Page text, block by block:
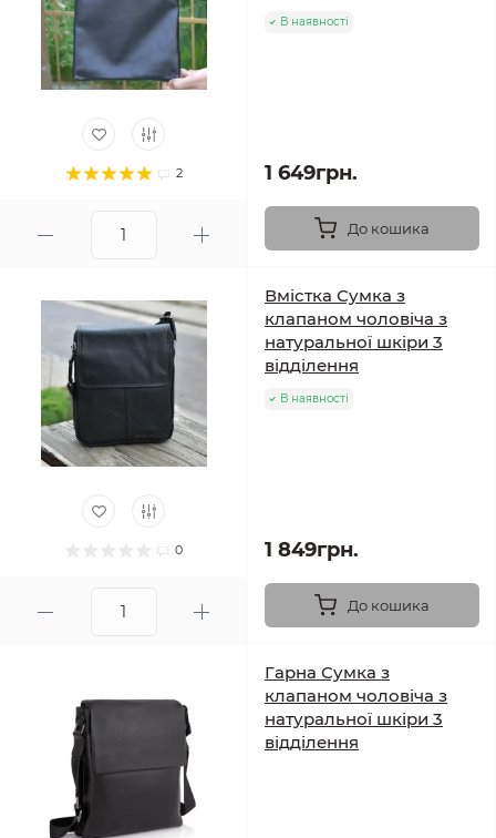
2
В наявності
1 649грн.
До кошика
0
Вмістка Сумка з
клапаном чоловіча з
натуральної шкіри 3
відділення
В наявності
1 849грн.
До кошика
Гарна Сумка з
клапаном чоловіча з
натуральної шкіри 3
відділення